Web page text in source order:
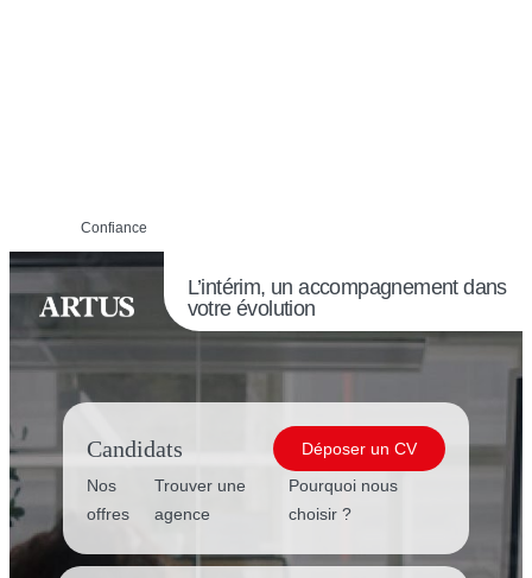
Confiance
L’intérim, un accompagnement dans
votre évolution
Candidats
Déposer un CV
Nos
offres
Trouver une
agence
Pourquoi nous
choisir ?